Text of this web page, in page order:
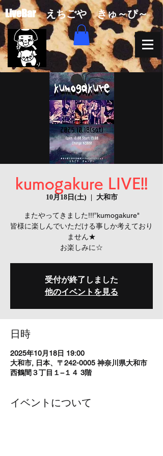
​LiveBar えちごや きゅ～ぴ～
kumogakure LIVE!!
10月18日(土)
  |
大和市
またやってきました!!!”kumogakure"
皆様に楽しんでいただける事しか考えており
ません★
お楽しみに☆
受付が終了しました
他のイベントを見る
日時
2025年10月18日 19:00
大和市, 日本、〒242-0005 神奈川県大和市
西鶴間３丁目１−１４ 3階
イベントについて